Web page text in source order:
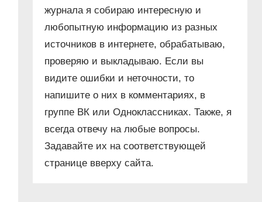
журнала я собираю интересную и
любопытную информацию из разных
источников в интернете, обрабатываю,
проверяю и выкладываю. Если вы
видите ошибки и неточности, то
напишите о них в комментариях, в
группе ВК или Одноклассниках. Также, я
всегда отвечу на любые вопросы.
Задавайте их на соответствующей
странице вверху сайта.